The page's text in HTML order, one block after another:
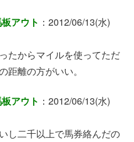
アウト ：2012/06/13(水)
たからマイルを使ってただ
距離の方がいい。
アウト ：2012/06/13(水)
し二千以上で馬券絡んだの